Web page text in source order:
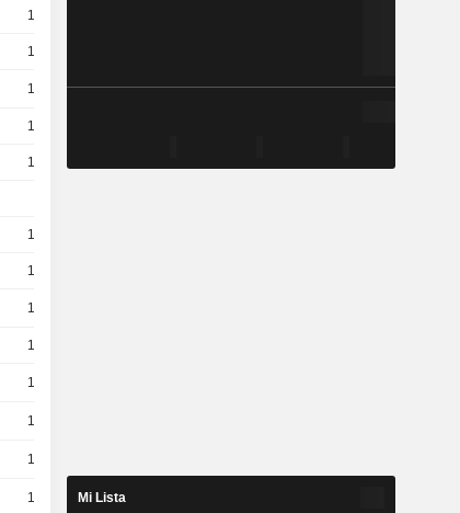
10
10
10 1,030EUR
10
10
10
10
10
10
10
10
10
10 2,125
Mi Lista